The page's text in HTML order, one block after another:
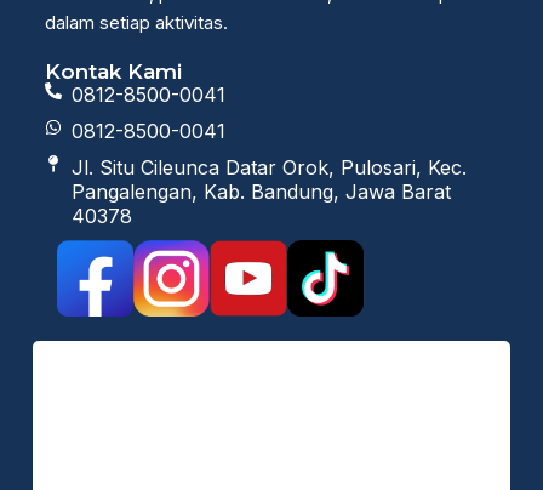
dalam setiap aktivitas.
Kontak Kami
0812-8500-0041
0812-8500-0041
Jl. Situ Cileunca Datar Orok, Pulosari, Kec.
Pangalengan, Kab. Bandung, Jawa Barat
40378